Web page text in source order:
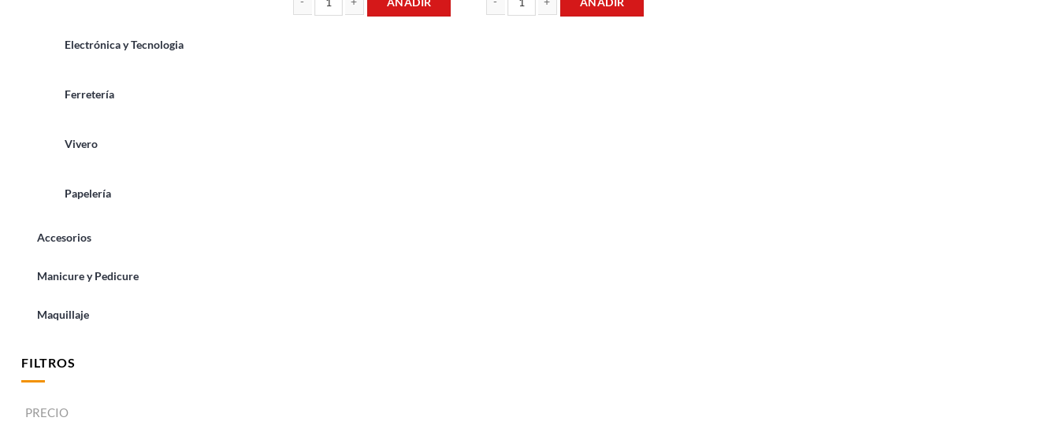
Electrónica y Tecnologia
Ferretería
Vivero
Papelería
Accesorios
Manicure y Pedicure
Maquillaje
FILTROS
PRECIO